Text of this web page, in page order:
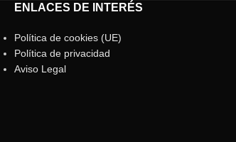
ENLACES DE INTERÉS
Política de cookies (UE)
Política de privacidad
Aviso Legal